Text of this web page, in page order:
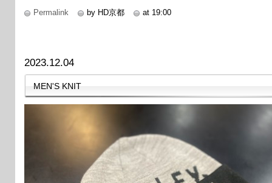
Permalink by HD京都 at 19:00
2023.12.04
MEN'S KNIT